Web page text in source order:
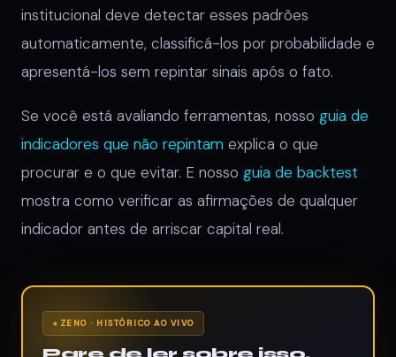
institucional deve detectar esses padrões
automaticamente, classificá-los por probabilidade e
apresentá-los sem repintar sinais após o fato.
Se você está avaliando ferramentas, nosso guia de
indicadores que não repintam explica o que
procurar e o que evitar. E nosso guia de backtest
mostra como verificar as afirmações de qualquer
indicador antes de arriscar capital real.
ZENO · HISTÓRICO AO VIVO